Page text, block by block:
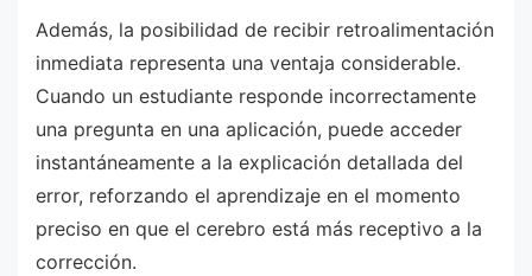
Además, la posibilidad de recibir retroalimentación
inmediata representa una ventaja considerable.
Cuando un estudiante responde incorrectamente
una pregunta en una aplicación, puede acceder
instantáneamente a la explicación detallada del
error, reforzando el aprendizaje en el momento
preciso en que el cerebro está más receptivo a la
corrección.